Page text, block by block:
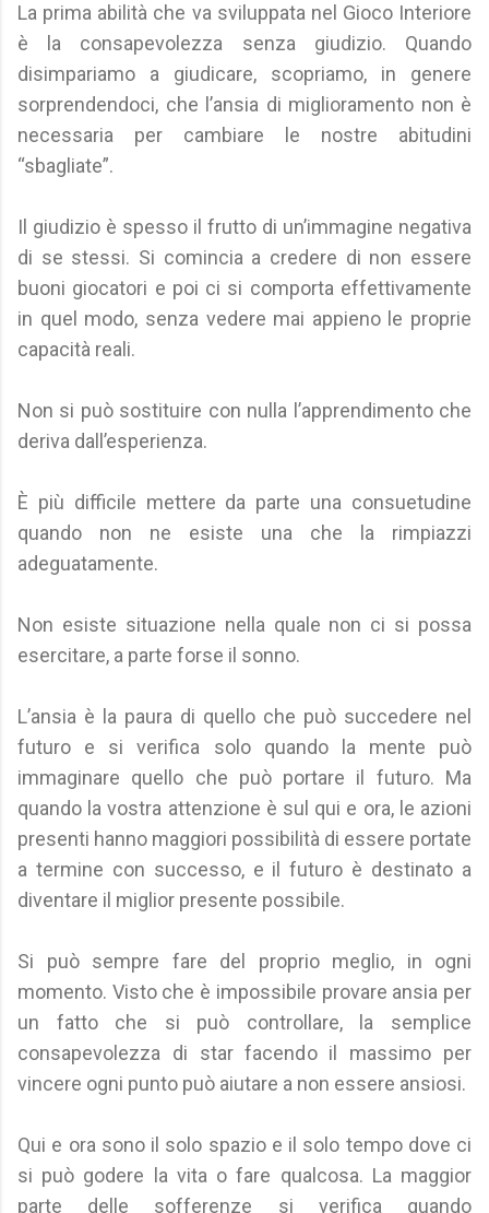
La prima abilità che va sviluppata nel Gioco Interiore
è la consapevolezza senza giudizio. Quando
disimpariamo a giudicare, scopriamo, in genere
sorprendendoci, che l’ansia di miglioramento non è
necessaria per cambiare le nostre abitudini
“sbagliate”.
Il giudizio è spesso il frutto di un’immagine negativa
di se stessi. Si comincia a credere di non essere
buoni giocatori e poi ci si comporta effettivamente
in quel modo, senza vedere mai appieno le proprie
capacità reali.
Non si può sostituire con nulla l’apprendimento che
deriva dall’esperienza.
È più difficile mettere da parte una consuetudine
quando non ne esiste una che la rimpiazzi
adeguatamente.
Non esiste situazione nella quale non ci si possa
esercitare, a parte forse il sonno.
L’ansia è la paura di quello che può succedere nel
futuro e si verifica solo quando la mente può
immaginare quello che può portare il futuro. Ma
quando la vostra attenzione è sul qui e ora, le azioni
presenti hanno maggiori possibilità di essere portate
a termine con successo, e il futuro è destinato a
diventare il miglior presente possibile.
Si può sempre fare del proprio meglio, in ogni
momento. Visto che è impossibile provare ansia per
un fatto che si può controllare, la semplice
consapevolezza di star facendo il massimo per
vincere ogni punto può aiutare a non essere ansiosi.
Qui e ora sono il solo spazio e il solo tempo dove ci
si può godere la vita o fare qualcosa. La maggior
parte delle sofferenze si verifica quando